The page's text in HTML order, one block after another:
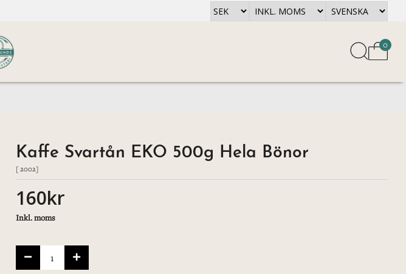
0
Kaffe Svartån EKO 500g Hela Bönor
[ 2002]
160kr
Inkl. moms